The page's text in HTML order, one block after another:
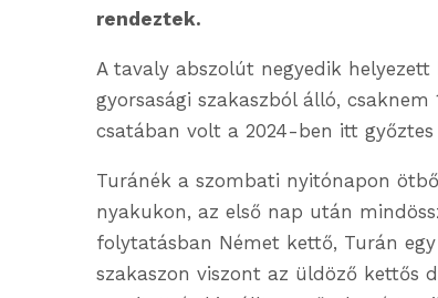
rendeztek.
A tavaly abszolút negyedik
gyorsasági szakaszból álló,
csatában volt a 2024-ben itt győztes
Turánék a szombati nyitónapon
nyakukon, az első nap után
folytatásban Német kettő, Turán
szakaszon viszont az üldöző kettős